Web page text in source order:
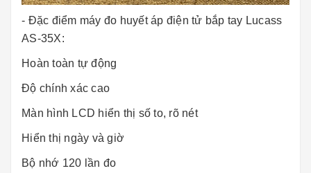
- Đặc điểm máy đo huyết áp điện tử bắp tay Lucass
AS-35X:
Hoàn toàn tự động
Độ chính xác cao
Màn hình LCD hiển thị số to, rõ nét
Hiển thị ngày và giờ
Bộ nhớ 120 lần đo